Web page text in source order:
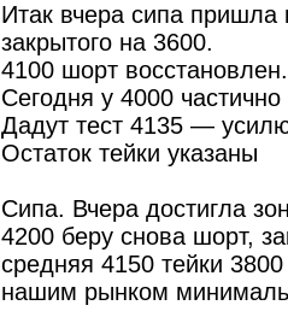
Итак вчера сипа пришла
закрытого на 3600.
4100 шорт восстановлен.
Сегодня у 4000 частично
Дадут тест 4135 —
Остаток тейки указаны
Сипа. Вчера достигла
4200 беру снова шорт,
средняя 4150 тейки
нашим рынком